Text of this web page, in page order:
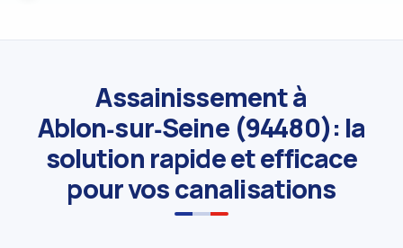
Assainissement à
Ablon‑sur‑Seine (94480): la
solution rapide et efficace
pour vos canalisations